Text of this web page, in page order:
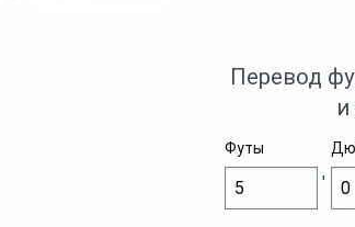
Перевод
Футы
'